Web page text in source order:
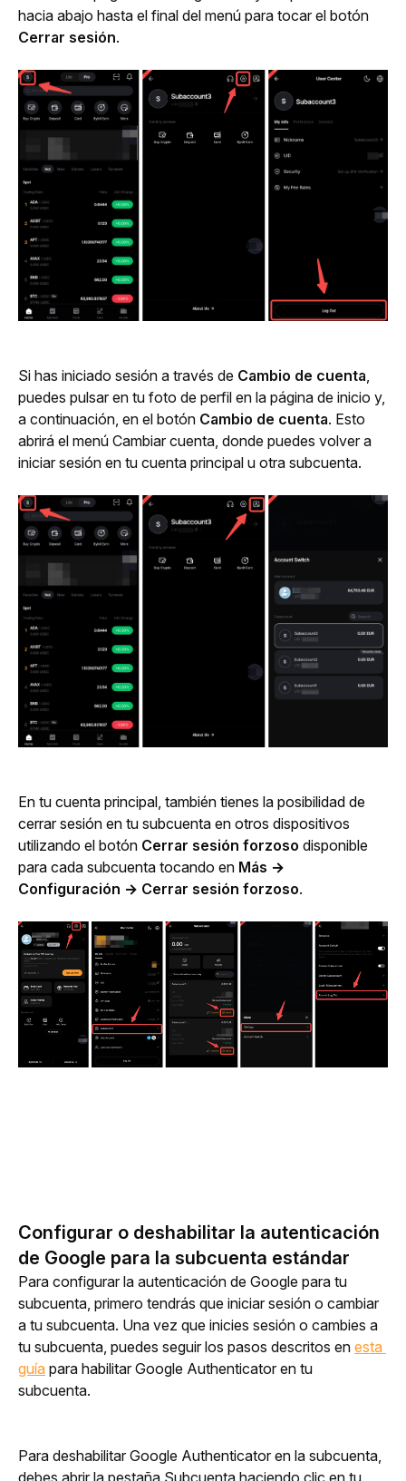
Cerrar sesión.
Si has iniciado sesión a través de Cambio de cuenta,
puedes pulsar en tu foto de perfil en la página de inicio y,
a continuación, en el botón Cambio de cuenta. Esto
abrirá el menú Cambiar cuenta, donde puedes volver a
iniciar sesión en tu cuenta principal u otra subcuenta.
En tu cuenta principal, también tienes la posibilidad de
cerrar sesión en tu subcuenta en otros dispositivos
utilizando el botón Cerrar sesión forzoso disponible
para cada subcuenta tocando en Más →
Configuración → Cerrar sesión forzoso.
Configurar o deshabilitar la autenticación
de Google para la subcuenta estándar
Para configurar la autenticación de Google para tu
subcuenta, primero tendrás que iniciar sesión o cambiar
a tu subcuenta. Una vez que inicies sesión o cambies a
tu subcuenta, puedes seguir los pasos descritos en esta
guía para habilitar Google Authenticator en tu
subcuenta.
Para deshabilitar Google Authenticator en la subcuenta,